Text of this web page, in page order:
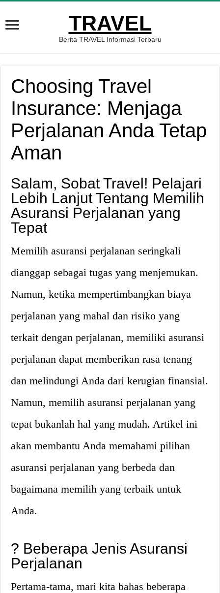
TRAVEL
Berita TRAVEL Informasi Terbaru
Choosing Travel
Insurance: Menjaga
Perjalanan Anda Tetap
Aman
Salam, Sobat Travel! Pelajari
Lebih Lanjut Tentang Memilih
Asuransi Perjalanan yang
Tepat
Memilih asuransi perjalanan seringkali
dianggap sebagai tugas yang menjemukan.
Namun, ketika mempertimbangkan biaya
perjalanan yang mahal dan risiko yang
terkait dengan perjalanan, memiliki asuransi
perjalanan dapat memberikan rasa tenang
dan melindungi Anda dari kerugian finansial.
Namun, memilih asuransi perjalanan yang
tepat bukanlah hal yang mudah. Artikel ini
akan membantu Anda memahami pilihan
asuransi perjalanan yang berbeda dan
bagaimana memilih yang terbaik untuk
Anda.
? Beberapa Jenis Asuransi
Perjalanan
Pertama-tama, mari kita bahas beberapa